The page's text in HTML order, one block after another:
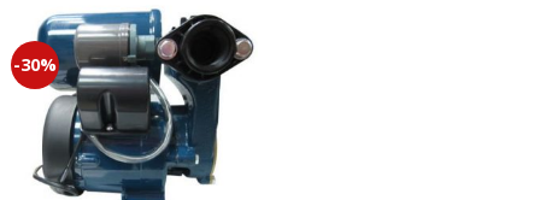
-30%